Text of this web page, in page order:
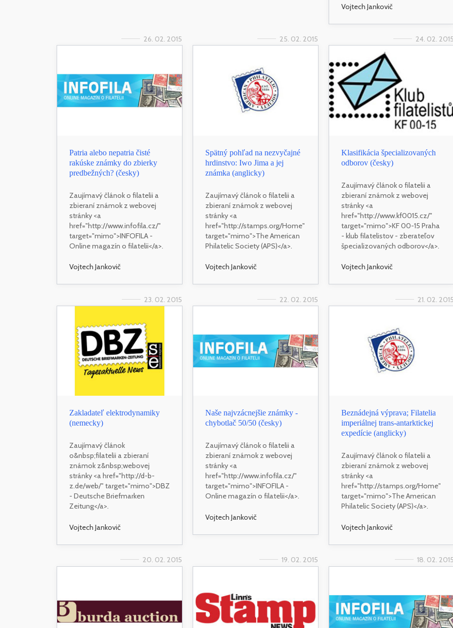
Vojtech Jankovič
26. 02. 2015
Patria alebo nepatria čisté
rakúske známky do zbierky
predbežných? (česky)
Zaujímavý článok o filatelii a
zbieraní známok z webovej
stránky <a
href="http://www.infofila.cz/"
target="mimo">INFOFILA -
Online magazín o filatelii</a>.
Vojtech Jankovič
25. 02. 2015
Spätný pohľad na nezvyčajné
hrdinstvo: Iwo Jima a jej
známka (anglicky)
Zaujímavý článok o filatelii a
zbieraní známok z webovej
stránky <a
href="http://stamps.org/Home"
target="mimo">The American
Philatelic Society (APS)</a>.
Vojtech Jankovič
24. 02.
Klasifikácia špecializovaných
odborov (česky)
Zaujímavý článok o filatelii a
zbieraní známok z webovej
stránky <a
href="http://www.kf0015.cz/"
target="mimo">KF 00-15 Praha
- klub filatelistov - zberateľov
špecializovaných odborov</a>.
Vojtech Jankovič
23. 02. 2015
Zakladateľ elektrodynamiky
(nemecky)
Zaujímavý článok
o&nbsp;filatelii a zbieraní
známok z&nbsp;webovej
stránky <a href="http://d-b-
z.de/web/" target="mimo">DBZ
- Deutsche Briefmarken
Zeitung</a>.
Vojtech Jankovič
22. 02. 2015
Naše najvzácnejšie známky -
chybotlač 50/50 (česky)
Zaujímavý článok o filatelii a
zbieraní známok z webovej
stránky <a
href="http://www.infofila.cz/"
target="mimo">INFOFILA -
Online magazín o filatelii</a>.
Vojtech Jankovič
21. 02.
Beznádejná výprava; Filatelia
imperiálnej trans-antarktickej
expedície (anglicky)
Zaujímavý článok o filatelii a
zbieraní známok z webovej
stránky <a
href="http://stamps.org/Home"
target="mimo">The American
Philatelic Society (APS)</a>.
Vojtech Jankovič
20. 02. 2015 19. 02. 2015 18. 02.